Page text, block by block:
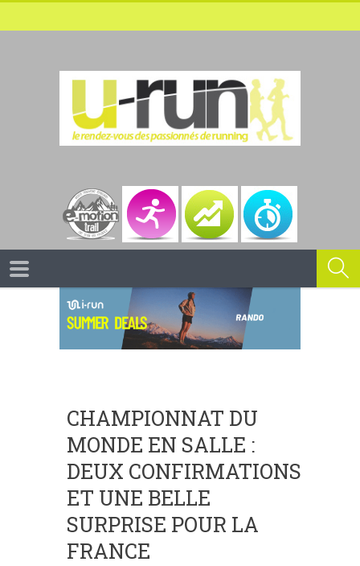
CHAMPIONNAT DU
MONDE EN SALLE :
DEUX CONFIRMATIONS
ET UNE BELLE
SURPRISE POUR LA
FRANCE